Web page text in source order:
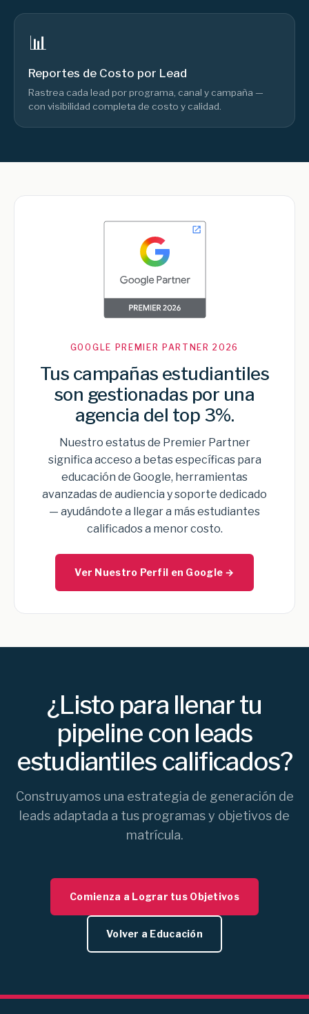
📊
Reportes de Costo por Lead
Rastrea cada lead por programa, canal y campaña —
con visibilidad completa de costo y calidad.
GOOGLE PREMIER PARTNER 2026
Tus campañas estudiantiles
son gestionadas por una
agencia del top 3%.
Nuestro estatus de Premier Partner
significa acceso a betas específicas para
educación de Google, herramientas
avanzadas de audiencia y soporte dedicado
— ayudándote a llegar a más estudiantes
calificados a menor costo.
Ver Nuestro Perfil en Google →
¿Listo para llenar tu
pipeline con leads
estudiantiles calificados?
Construyamos una estrategia de generación de
leads adaptada a tus programas y objetivos de
matrícula.
Comienza a Lograr tus Objetivos
Volver a Educación